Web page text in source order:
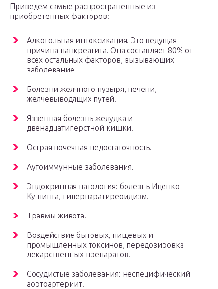
Приведем самые распространенные из
приобретенных факторов:
Алкогольная интоксикация. Это ведущая
причина панкреатита. Она составляет 80% от
всех остальных факторов, вызывающих
заболевание.
Болезни желчного пузыря, печени,
желчевыводящих путей.
Язвенная болезнь желудка и
двенадцатиперстной кишки.
Острая почечная недостаточность.
Аутоиммунные заболевания.
Эндокринная патология: болезнь Иценко-
Кушинга, гиперпаратиреоидизм.
Травмы живота.
Воздействие бытовых, пищевых и
промышленных токсинов, передозировка
лекарственных препаратов.
Сосудистые заболевания: неспецифический
аортоартериит.